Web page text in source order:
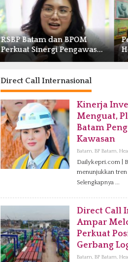
RSBP Batam dan BPOM
Perkuat Sinergi Pengawasan
Distribusi Obat dan
Direct Call Internasional
Kinerja
Menguat,
Batam
Kawasan
Batam, BP Batam,
Dailykepri.com |
menunjukkan tren
Selengkapnya
Direct Call
Ampar
Perkuat
Gerbang
Batam, BP Batam,